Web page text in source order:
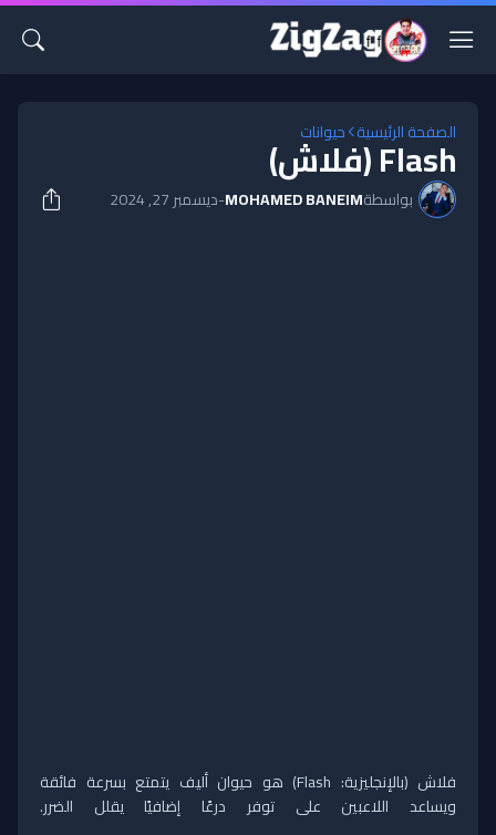
الصفحة الرئيسية حيوانات Flash (فلاش)
بواسطةMOHAMED BANEIM
-ديسمبر 27, 2024
فلاش (بالإنجليزية: Flash) هو حيوان أليف يتمتع بسرعة فائقة
ويساعد اللاعبين على توفر درعًا إضافيًا يقلل الضرر.